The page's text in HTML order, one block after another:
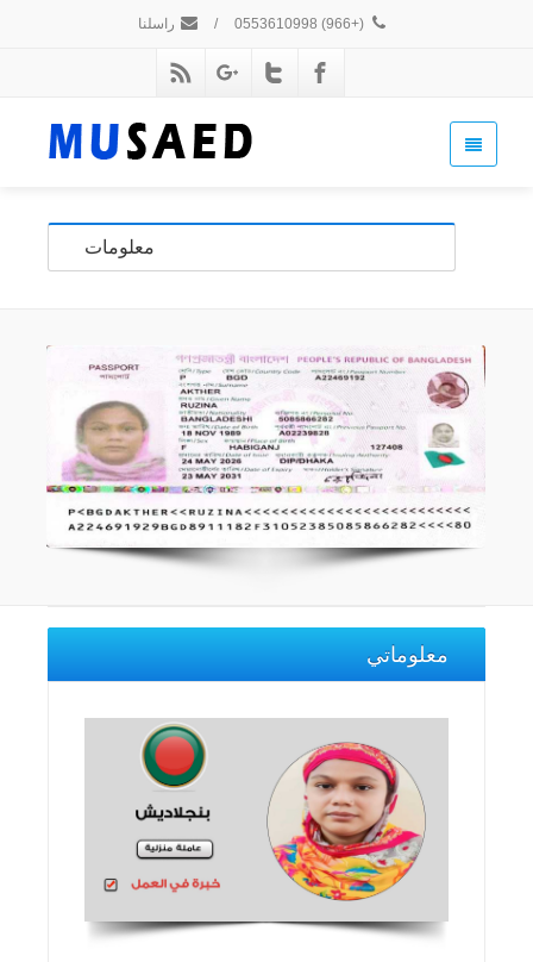
(+966) 0553610998
/ راسلنا
معلومات
معلوماتي